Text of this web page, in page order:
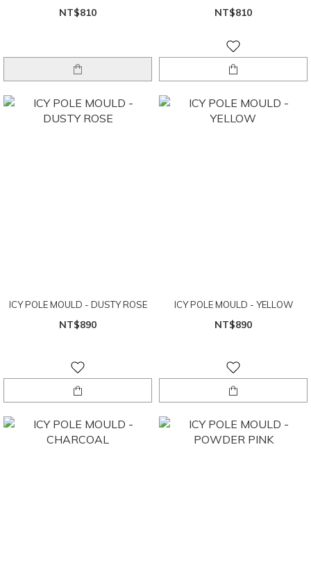
NT$810 NT$810
ICY POLE MOULD - DUSTY ROSE
NT$890
ICY POLE MOULD - YELLOW
NT$890